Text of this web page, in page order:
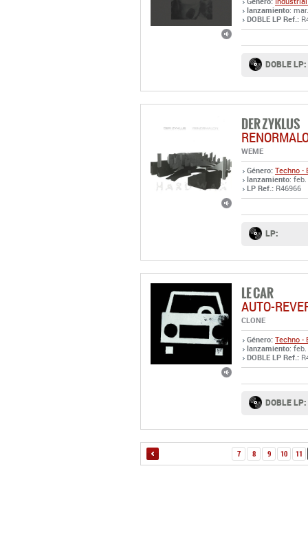
lanzamiento:
DOBLE LP Ref.:
DOBLE LP:
DER ZYKLUS
WEME
Género: Techno -
lanzamiento:
LP Ref.: R46966
LP:
LE CAR
AUTO-
CLONE
Género: Techno -
lanzamiento:
DOBLE LP Ref.:
DOBLE LP:
7 8 9 10 11